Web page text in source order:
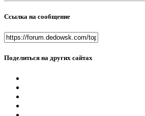
Ссылка на сообщение
Поделиться на других сайтах